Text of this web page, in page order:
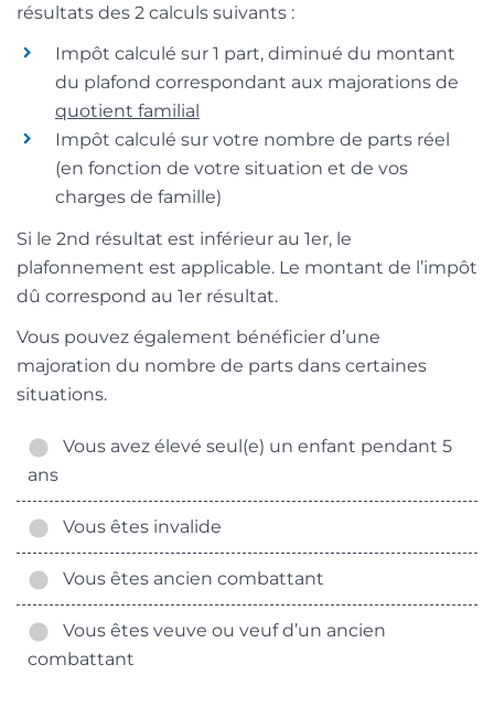
résultats des 2 calculs suivants :
Impôt calculé sur 1 part, diminué du montant
du plafond correspondant aux majorations de
quotient familial
Impôt calculé sur votre nombre de parts réel
(en fonction de votre situation et de vos
charges de famille)
Si le 2nd résultat est inférieur au 1er, le
plafonnement est applicable. Le montant de l’impôt
dû correspond au 1er résultat.
Vous pouvez également bénéficier d’une
majoration du nombre de parts dans certaines
situations.
Vous avez élevé seul(e) un enfant pendant 5
ans
Vous êtes invalide
Vous êtes ancien combattant
Vous êtes veuve ou veuf d’un ancien
combattant